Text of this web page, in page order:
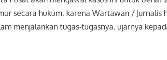
secara hukum, karena Wartawan / Jurnalis
menjalankan tugas-tugasnya, ujarnya